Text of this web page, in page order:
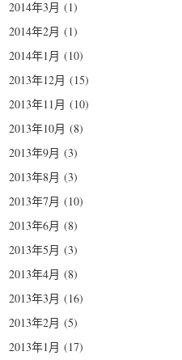
2014年3月 (1)
2014年2月 (1)
2014年1月 (10)
2013年12月 (15)
2013年11月 (10)
2013年10月 (8)
2013年9月 (3)
2013年8月 (3)
2013年7月 (10)
2013年6月 (8)
2013年5月 (3)
2013年4月 (8)
2013年3月 (16)
2013年2月 (5)
2013年1月 (17)